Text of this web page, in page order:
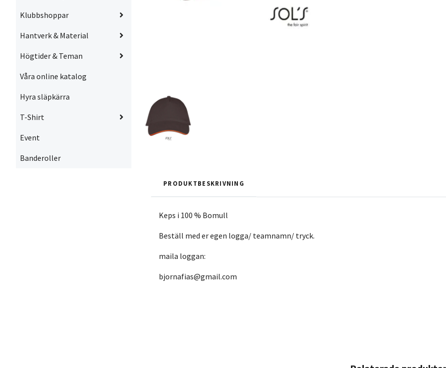
Klubbshoppar
Hantverk & Material
Högtider & Teman
Våra online katalog
Hyra släpkärra
T-Shirt
Event
Banderoller
PRODUKTBESKRIVNING
Keps i 100 % Bomull
Beställ med er egen logga/ teamnamn/ tryck.
maila loggan:
bjornafias@gmail.com